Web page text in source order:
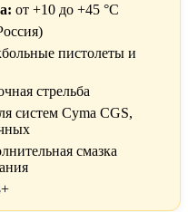
от +10 до +45 °C
пистолеты и
стрельба
систем Cyma CGS,
смазка